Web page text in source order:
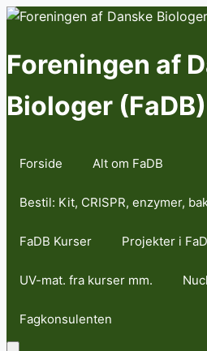
Skip
content
Foreningen af
Biologer (FaDB)
Forside Alt om FaDB
Bestil: Kit, CRISPR, enzymer,
FaDB Kurser Projekter i
UV-mat. fra kurser mm.
Fagkonsulenten